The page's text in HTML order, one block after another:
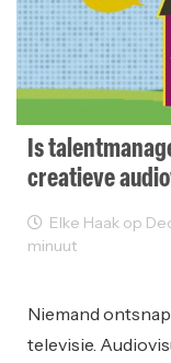
Is
creatieve
Elke Haak op
minuut
Niemand
televisie.